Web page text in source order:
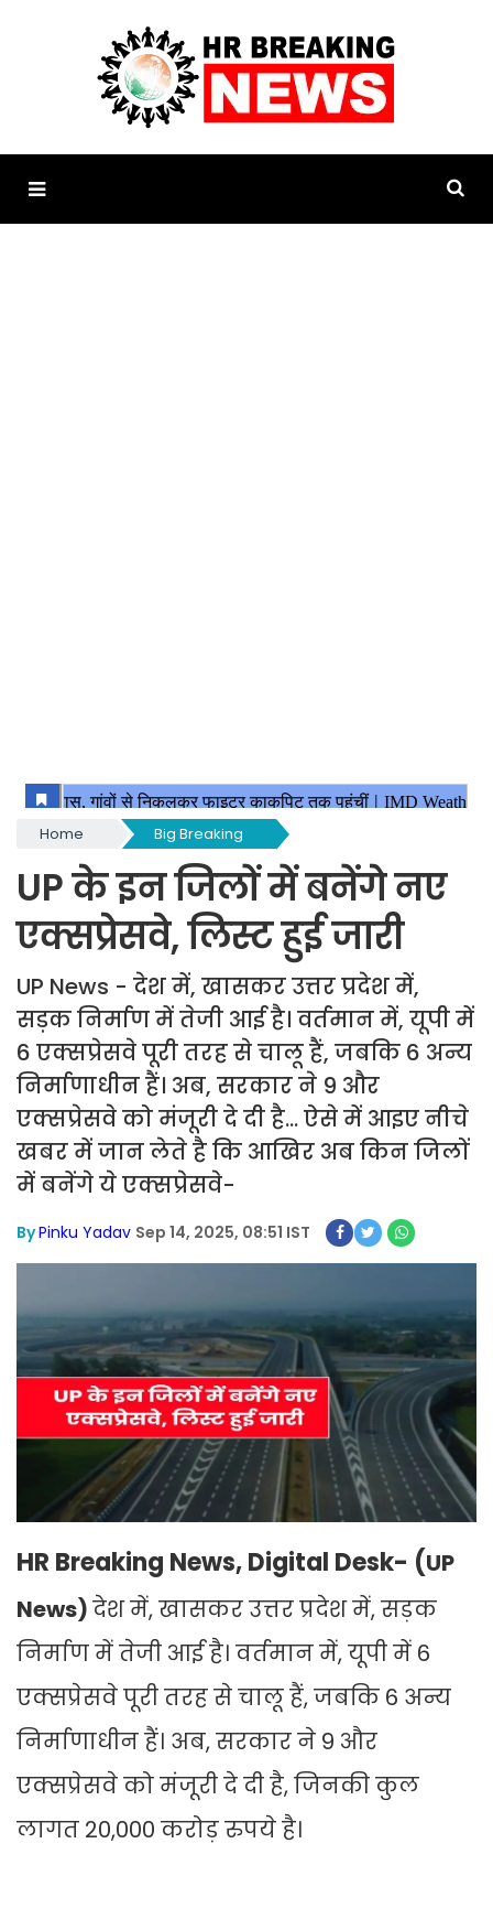
Home Big Breaking
UP के इन जिलों में बनेंगे नए
एक्सप्रेसवे, लिस्ट हुई जारी
UP News - देश में, खासकर उत्तर प्रदेश में,
सड़क निर्माण में तेजी आई है। वर्तमान में, यूपी में
6 एक्सप्रेसवे पूरी तरह से चालू हैं, जबकि 6 अन्य
निर्माणाधीन हैं। अब, सरकार ने 9 और
एक्सप्रेसवे को मंजूरी दे दी है... ऐसे में आइए नीचे
खबर में जान लेते है कि आखिर अब किन जिलों
में बनेंगे ये एक्सप्रेसवे-
ByPinku Yadav Sep 14, 2025, 08:51 IST
HR Breaking News, Digital Desk- (UP
News)देश में, खासकर उत्तर प्रदेश में, सड़क
निर्माण में तेजी आई है। वर्तमान में, यूपी में 6
एक्सप्रेसवे पूरी तरह से चालू हैं, जबकि 6 अन्य
निर्माणाधीन हैं। अब, सरकार ने 9 और
एक्सप्रेसवे को मंजूरी दे दी है, जिनकी कुल
लागत 20,000 करोड़ रुपये है।